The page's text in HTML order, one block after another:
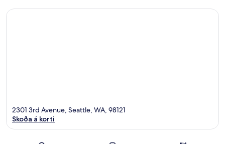
2301 3rd Avenue, Seattle, WA, 98121
Skoða á korti